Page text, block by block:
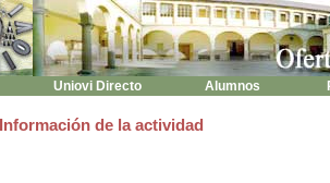
Uniovi Directo Alumnos
Información de la actividad